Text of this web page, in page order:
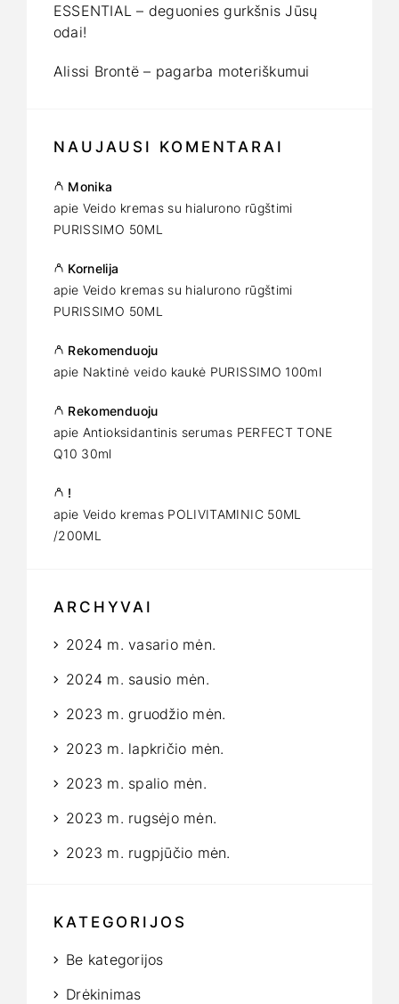
ESSENTIAL – deguonies gurkšnis Jūsų
odai!
Alissi Brontë – pagarba moteriškumui
NAUJAUSI KOMENTARAI
Monika
apie Veido kremas su hialurono rūgštimi
PURISSIMO 50ML
Kornelija
apie Veido kremas su hialurono rūgštimi
PURISSIMO 50ML
Rekomenduoju
apie Naktinė veido kaukė PURISSIMO 100ml
Rekomenduoju
apie Antioksidantinis serumas PERFECT TONE
Q10 30ml
!
apie Veido kremas POLIVITAMINIC 50ML
/200ML
ARCHYVAI
2024 m. vasario mėn.
2024 m. sausio mėn.
2023 m. gruodžio mėn.
2023 m. lapkričio mėn.
2023 m. spalio mėn.
2023 m. rugsėjo mėn.
2023 m. rugpjūčio mėn.
KATEGORIJOS
Be kategorijos
Drėkinimas